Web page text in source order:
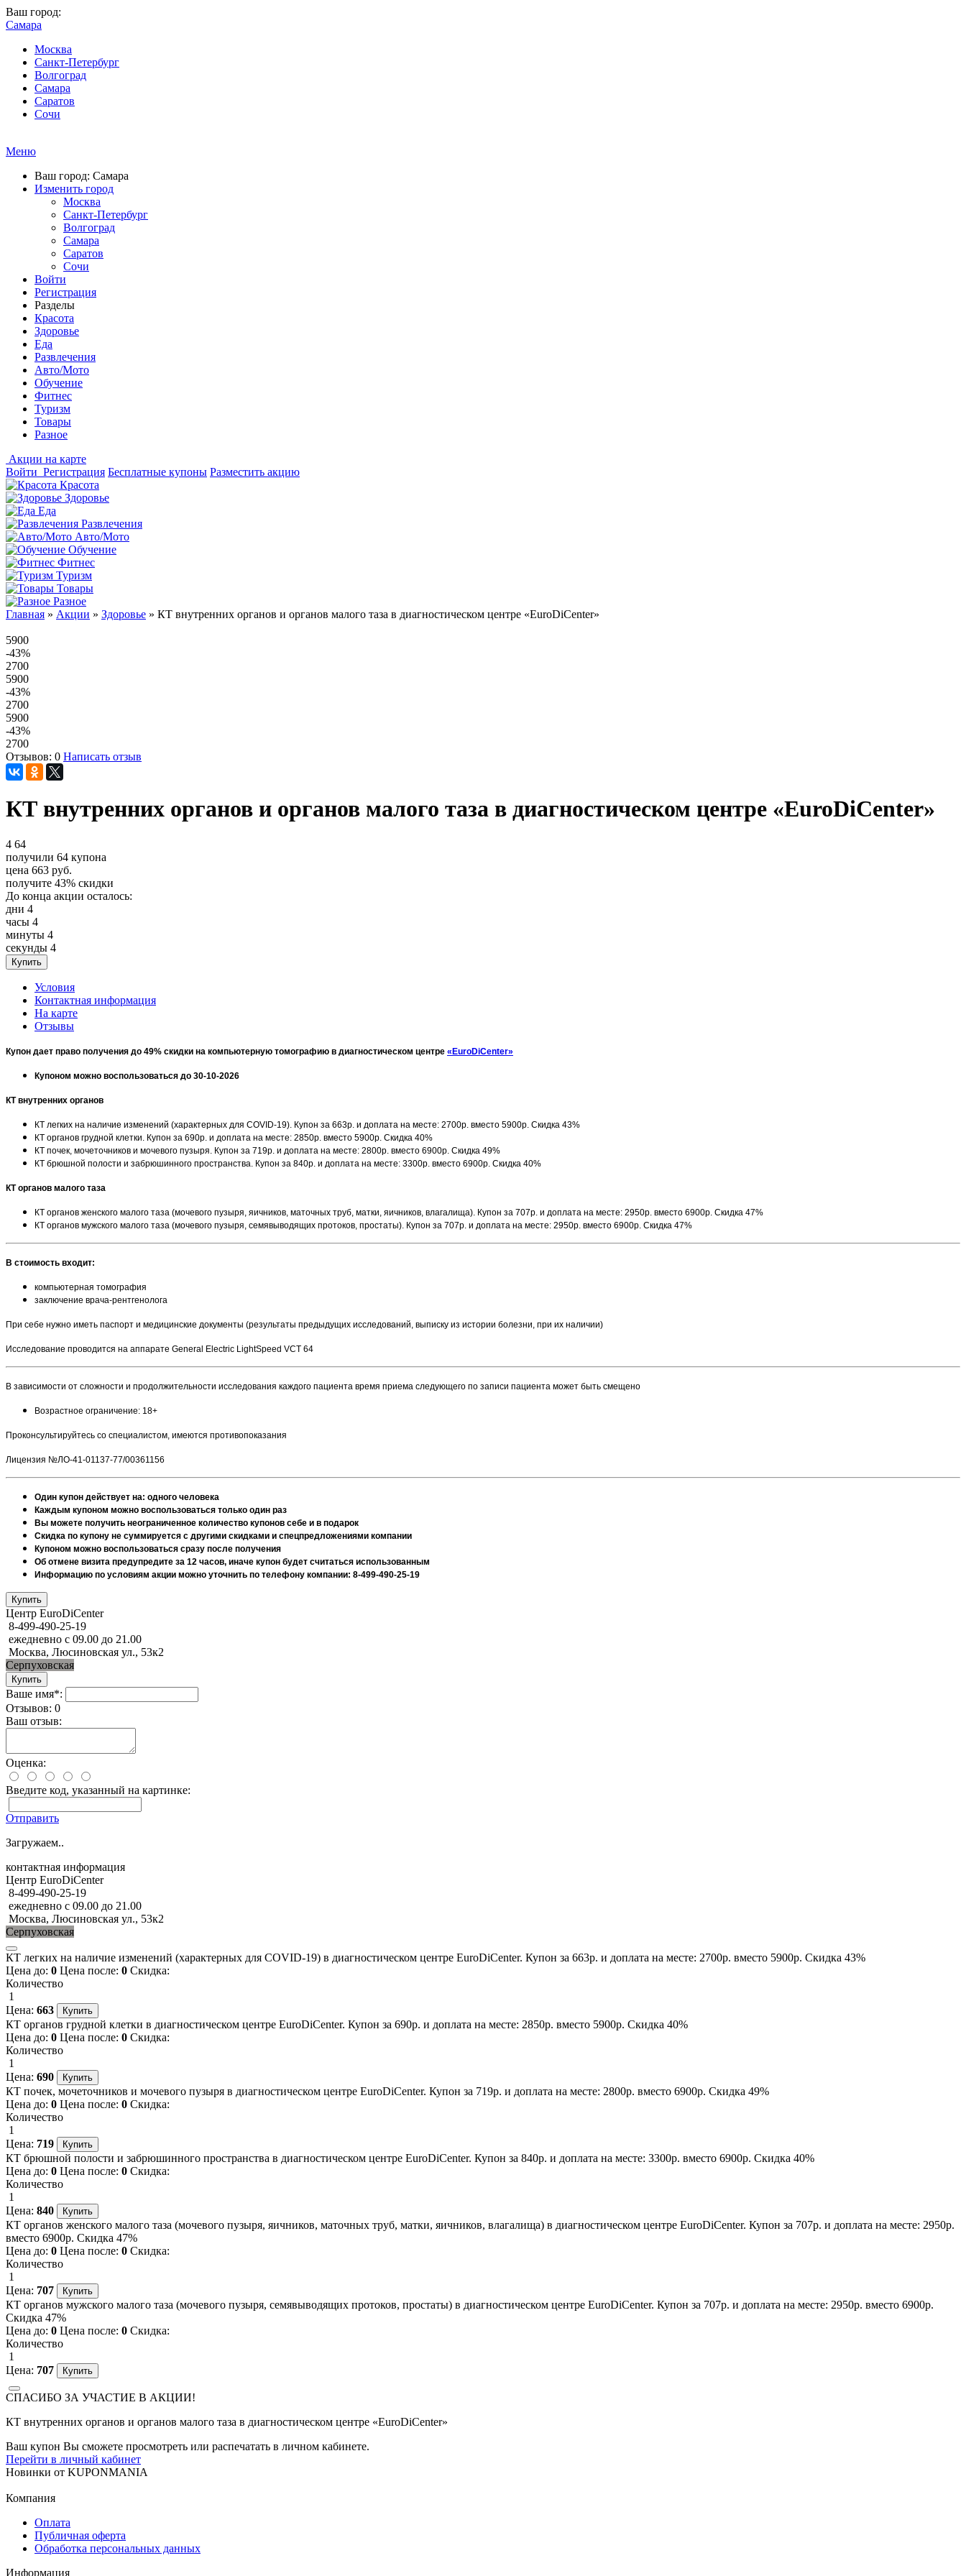
Ваш город:
Самара
Москва
Санкт-Петербург
Волгоград
Самара
Саратов
Сочи
Меню
Ваш город: Самара
Изменить город
Москва
Санкт-Петербург
Волгоград
Самара
Саратов
Сочи
Войти
Регистрация
Разделы
Красота
Здоровье
Еда
Развлечения
Авто/Мото
Обучение
Фитнес
Туризм
Товары
Разное
Акции на карте
Войти Регистрация Бесплатные купоны Разместить акцию
Красота
Здоровье
Еда
Развлечения
Авто/Мото
Обучение
Фитнес
Туризм
Товары
Разное
Главная » Акции » Здоровье » КТ внутренних органов и органов малого таза в диагностическом центре «EuroDiCenter»
5900
-43%
2700
5900
-43%
2700
5900
-43%
2700
Отзывов: 0 Написать отзыв
КТ внутренних органов и органов малого таза в диагностическом центре «EuroDiCenter»
4 64
получили 64 купона
цена 663 руб.
получите 43% скидки
До конца акции осталось:
дни 4
часы 4
минуты 4
секунды 4
Условия
Контактная информация
На карте
Отзывы
Купон дает право получения до 49% скидки на компьютерную томографию в диагностическом центре «EuroDiCenter»
Купоном можно воспользоваться до 30-10-2026
КТ внутренних органов
КТ легких на наличие изменений (характерных для COVID-19). Купон за 663р. и доплата на месте: 2700р. вместо 5900р. Скидка 43%
КТ органов грудной клетки. Купон за 690р. и доплата на месте: 2850р. вместо 5900р. Скидка 40%
КТ почек, мочеточников и мочевого пузыря. Купон за 719р. и доплата на месте: 2800р. вместо 6900р. Скидка 49%
КТ брюшной полости и забрюшинного пространства. Купон за 840р. и доплата на месте: 3300р. вместо 6900р. Скидка 40%
КТ органов малого таза
КТ органов женского малого таза (мочевого пузыря, яичников, маточных труб, матки, яичников, влагалища). Купон за 707р. и доплата на месте: 2950р. вместо 6900р. Скидка 47%
КТ органов мужского малого таза (мочевого пузыря, семявыводящих протоков, простаты). Купон за 707р. и доплата на месте: 2950р. вместо 6900р. Скидка 47%
В стоимость входит:
компьютерная томография
заключение врача-рентгенолога
При себе нужно иметь паспорт и медицинские документы (результаты предыдущих исследований, выписку из истории болезни, при их наличии)
Исследование проводится на аппарате General Electric LightSpeed VCT 64
В зависимости от сложности и продолжительности исследования каждого пациента время приема следующего по записи пациента может быть смещено
Возрастное ограничение: 18+
Проконсультируйтесь со специалистом, имеются противопоказания
Лицензия №ЛО-41-01137-77/00361156
Один купон действует на: одного человека
Каждым купоном можно воспользоваться только один раз
Вы можете получить неограниченное количество купонов себе и в подарок
Скидка по купону не суммируется с другими скидками и спецпредложениями компании
Купоном можно воспользоваться сразу после получения
Об отмене визита предупредите за 12 часов, иначе купон будет считаться использованным
Информацию по условиям акции можно уточнить по телефону компании: 8-499-490-25-19
Центр EuroDiCenter
8-499-490-25-19
ежедневно с 09.00 до 21.00
Москва, Люсиновская ул., 53к2
Серпуховская
Ваше имя*:
Отзывов: 0
Ваш отзыв:
Оценка:
Введите код, указанный на картинке:
Отправить
Загружаем..
контактная информация
Центр EuroDiCenter
8-499-490-25-19
ежедневно с 09.00 до 21.00
Москва, Люсиновская ул., 53к2
Серпуховская
КТ легких на наличие изменений (характерных для COVID-19) в диагностическом центре EuroDiCenter. Купон за 663р. и доплата на месте: 2700р. вместо 5900р. Скидка 43%
Цена до: 0 Цена после: 0 Скидка:
Количество
1
Цена: 663
КТ органов грудной клетки в диагностическом центре EuroDiCenter. Купон за 690р. и доплата на месте: 2850р. вместо 5900р. Скидка 40%
Цена до: 0 Цена после: 0 Скидка:
Количество
1
Цена: 690
КТ почек, мочеточников и мочевого пузыря в диагностическом центре EuroDiCenter. Купон за 719р. и доплата на месте: 2800р. вместо 6900р. Скидка 49%
Цена до: 0 Цена после: 0 Скидка:
Количество
1
Цена: 719
КТ брюшной полости и забрюшинного пространства в диагностическом центре EuroDiCenter. Купон за 840р. и доплата на месте: 3300р. вместо 6900р. Скидка 40%
Цена до: 0 Цена после: 0 Скидка:
Количество
1
Цена: 840
КТ органов женского малого таза (мочевого пузыря, яичников, маточных труб, матки, яичников, влагалища) в диагностическом центре EuroDiCenter. Купон за 707р. и доплата на месте: 2950р.
вместо 6900р. Скидка 47%
Цена до: 0 Цена после: 0 Скидка:
Количество
1
Цена: 707
КТ органов мужского малого таза (мочевого пузыря, семявыводящих протоков, простаты) в диагностическом центре EuroDiCenter. Купон за 707р. и доплата на месте: 2950р. вместо 6900р.
Скидка 47%
Цена до: 0 Цена после: 0 Скидка:
Количество
1
Цена: 707
СПАСИБО ЗА УЧАСТИЕ В АКЦИИ!
КТ внутренних органов и органов малого таза в диагностическом центре «EuroDiCenter»
Ваш купон Вы сможете просмотреть или распечатать в личном кабинете.
Перейти в личный кабинет
Новинки от KUPONMANIA
Компания
Оплата
Публичная оферта
Обработка персональных данных
Информация